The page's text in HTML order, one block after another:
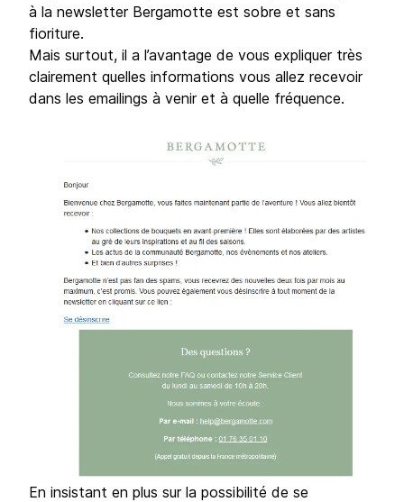
à la newsletter Bergamotte est sobre et sans
fioriture.
Mais surtout, il a l’avantage de vous expliquer très
clairement quelles informations vous allez recevoir
dans les emailings à venir et à quelle fréquence.
En insistant en plus sur la possibilité de se